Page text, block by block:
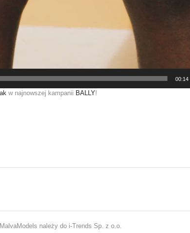
00:14
w najnowszej kampanii BALLY!
należy do i-Trends Sp. z o.o.